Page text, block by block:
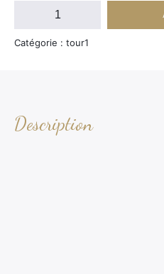
quantité
Catégorie : tour1
Description